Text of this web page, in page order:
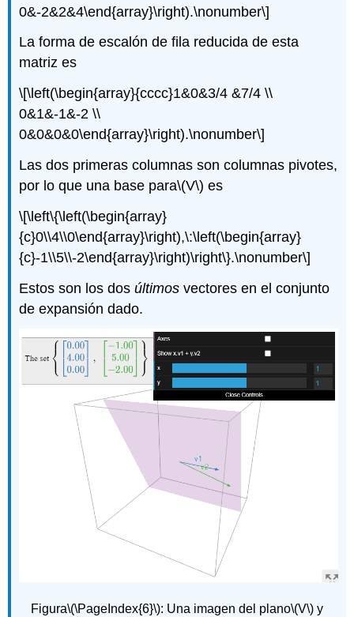
0&-2&2&4\end{array}\right).\nonumber\]
La forma de escalón de fila reducida de esta
matriz es
\[\left(\begin{array}{cccc}1&0&3/4 &7/4 \\
0&1&-1&-2 \\
0&0&0&0\end{array}\right).\nonumber\]
Las dos primeras columnas son columnas pivotes,
por lo que una base para\(V\) es
\[\left\{\left(\begin{array}
{c}0\\4\\0\end{array}\right),\:\left(\begin{array}
{c}-1\\5\\-2\end{array}\right)\right\}.\nonumber\]
Estos son los dosúltimos vectores en el conjunto
de expansión dado.
Figura\(\PageIndex{6}\): Una imagen del plano\(V\) y